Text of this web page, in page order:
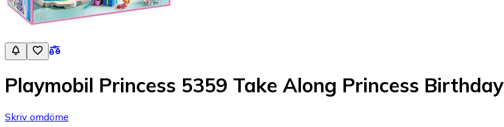
Playmobil Princess 5359 Take Along Princess Birthday
Skriv omdöme